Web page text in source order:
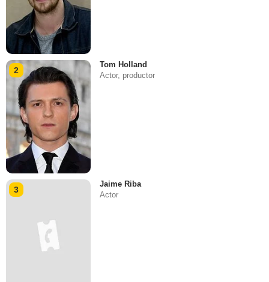
2
Tom Holland
Actor, productor
3
Jaime Riba
Actor